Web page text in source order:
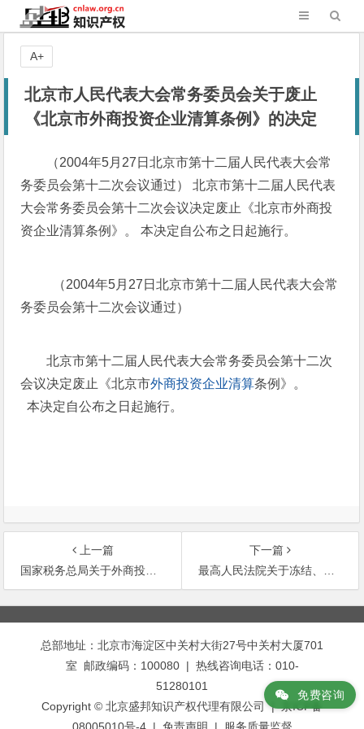
北京市人民代表大会常务委员会关于废止
《北京市外商投资企业清算条例》的决定
（2004年5月27日北京市第十二届人民代表大会常
务委员会第十二次会议通过） 北京市第十二届人民代表
大会常务委员会第十二次会议决定废止《北京市外商投
资企业清算条例》。 本决定自公布之日起施行。
（2004年5月27日北京市第十二届人民代表大会常
务委员会第十二次会议通过）
北京市第十二届人民代表大会常务委员会第十二次
会议决定废止《北京市外商投资企业清算条例》。
本决定自公布之日起施行。
A+
上一篇
国家税务总局关于外商投资企业清算所得适用定期减免税问题的通知(附英文)
下一篇
最高人民法院关于冻结、划拨证券或期货交易所证券登记结算机构、证券经营或期货经纪机构清算帐户资金等问题
文
章
总部地址：北京市海淀区中关村大街27号中关村大厦701
室 邮政编码：100080 | 热线咨询电话：010-
51280101
Copyright © 北京盛邦知识产权代理有限公司 | 京ICP备
免费咨询